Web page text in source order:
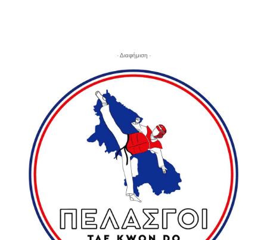
- Διαφήμιση -